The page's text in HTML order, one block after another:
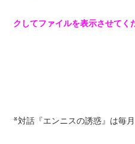
クしてファイルを表示させてく
*対話『エンニスの誘惑』は毎